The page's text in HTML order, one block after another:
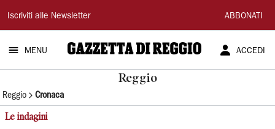
Gazzetta
di
Reggio
Iscriviti alle Newsletter ABBONATI
MENU ACCEDI
Reggio
Reggio Cronaca
Le indagini